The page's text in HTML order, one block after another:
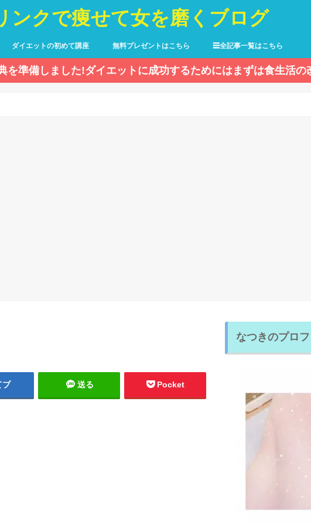
ンクで痩せて女を磨くブログ
ダイエットの初めて講座 無料プレゼントはこちら ☰全記事一覧はこちら
を準備しました!ダイエットに成功するためにはまずは食生活の
ブ 送る Pocket
なつきのプロ